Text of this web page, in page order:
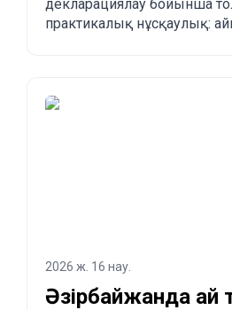
Әзербайжанға
декларациялау бойынша
практикалық нұсқаулық:
Қытайдан, Түркиядан, АҚШ-
2026 ж. 16 нау.
Әзірбайжанда қай